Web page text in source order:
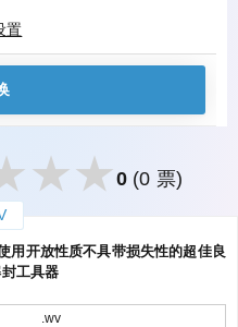
置
0 (0 票)
用开放性质不具带损失性的超佳良
工具器
.wv